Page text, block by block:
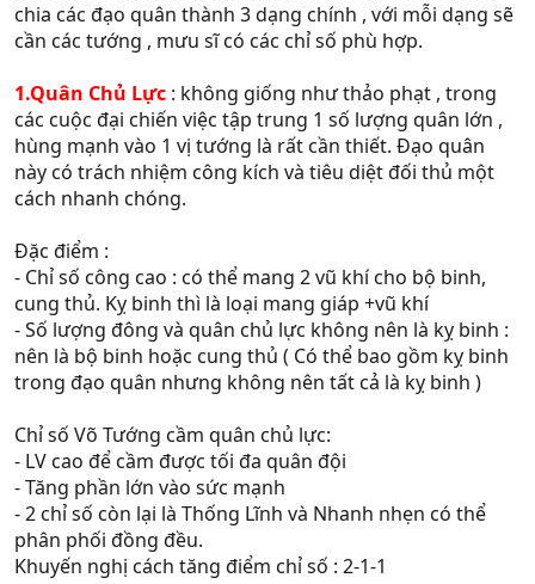
phản công lại chúng ta....
Trong thời gian bắt đầu này bạn nên tiến hành nghiên
cao càng tốt)
Tiếp theo là < Tướng Soái >
Tướng của bạn sẽ chịu trách nhiệm cầm quân đánh trận
hoặc đơn độc xông pha nên phần chỉ số cũng khá quan
trọng
đấu với tướng giặc
Nhanh nhẹn ảnh hưởng tới khả năng ứng biến (ở đây
quyết định xem ai ra quân đánh trước)
Thống lĩnhsẽ quyết định tới khả năng cầm quân đánh
địch (nói chung là khả năng dùng trận hình đánh giặc)
bạn chỉ việc chọn 1 tướng cấp vừa thôi nhưng cần có chỉ
số Thống Lĩnh càng cao càng tốt
Làm nv Thảo Phạt thì bạn cần tuyển từ 2 đến 3 tướng (
dứt khoát ko chọn 1 tướng)
bạn hãy phân phối cho tất cả tướng có quân số bằng
nhau.( Trong khi giao chiến thường thì quân địch đánh
hội đồng tướng nào có quân nhiều nhất )
Khi tướng ta xuất chinh bạn có thể chọn phương án tác
chiến là cho tướng một mình ứng chiến thì tướng sẽ tăng
chia các đạo quân thành 3 dạng chính , với mỗi dạng sẽ
cần các tướng , mưu sĩ có các chỉ số phù hợp.
1.Quân Chủ Lực : không giống như thảo phạt , trong
các cuộc đại chiến việc tập trung 1 số lượng quân lớn ,
hùng mạnh vào 1 vị tướng là rất cần thiết. Đạo quân
này có trách nhiệm công kích và tiêu diệt đối thủ một
cách nhanh chóng.
Đặc điểm :
- Chỉ số công cao : có thể mang 2 vũ khí cho bộ binh,
cung thủ. Kỵ binh thì là loại mang giáp +vũ khí
- Số lượng đông và quân chủ lực không nên là kỵ binh :
nên là bộ binh hoặc cung thủ ( Có thể bao gồm kỵ binh
trong đạo quân nhưng không nên tất cả là kỵ binh )
Chỉ số Võ Tướng cầm quân chủ lực:
- LV cao để cầm được tối đa quân đội
- Tăng phần lớn vào sức mạnh
- 2 chỉ số còn lại là Thống Lĩnh và Nhanh nhẹn có thể
phân phối đồng đều.
Khuyến nghị cách tăng điểm chỉ số : 2-1-1